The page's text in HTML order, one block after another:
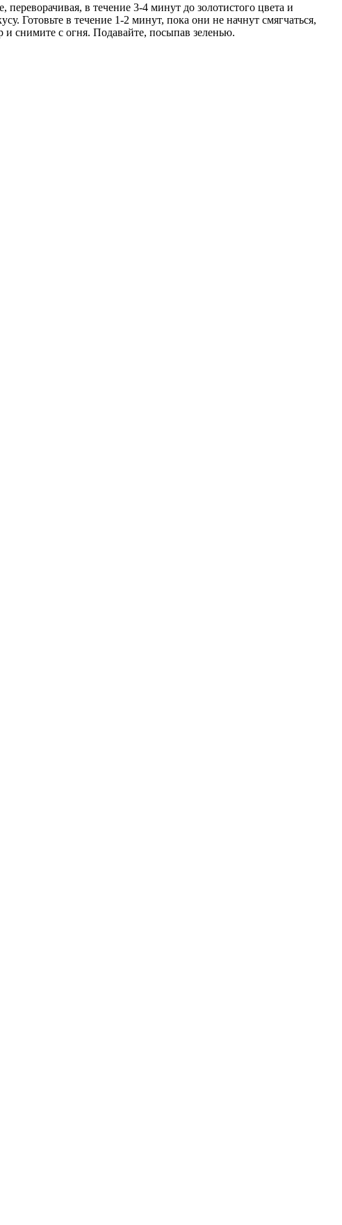
в течение 3-4 минут до золотистого цвета и
Готовьте в течение 1-2 минут, пока они не начнут смягчаться,
и снимите с огня. Подавайте, посыпав зеленью.